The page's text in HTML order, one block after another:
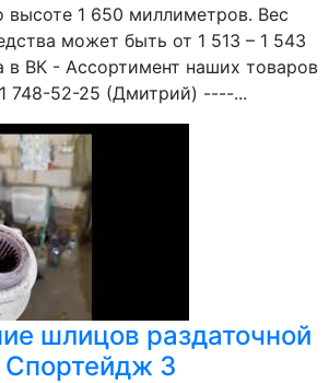
высоте 1 650 миллиметров. Вес
может быть от 1 513 – 1 543
в ВК - Ассортимент наших товаров
748-52-25 (Дмитрий) ----...
шлицов раздаточной
Спортейдж 3